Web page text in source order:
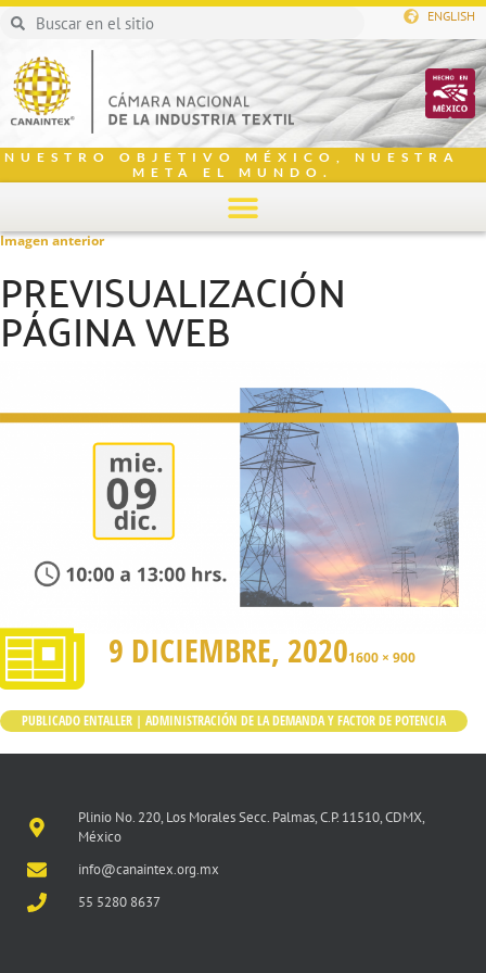
ENGLISH
NUESTRO OBJETIVO MÉXICO, NUESTRA
META EL MUNDO.
Imagen anterior
PREVISUALIZACIÓN
PÁGINA WEB
9 DICIEMBRE, 20201600 × 900
PUBLICADO ENTALLER | ADMINISTRACIÓN DE LA DEMANDA Y FACTOR DE POTENCIA
Plinio No. 220, Los Morales Secc. Palmas, C.P. 11510, CDMX,
México
info@canaintex.org.mx
55 5280 8637